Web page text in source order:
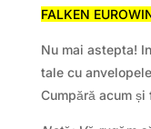
FALKEN
Nu mai astepta!
tale cu anvelopele
Cumpără acum